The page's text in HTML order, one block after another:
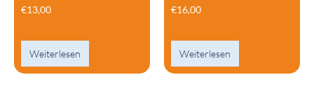
€13,00
Weiterlesen
€16,00
Weiterlesen